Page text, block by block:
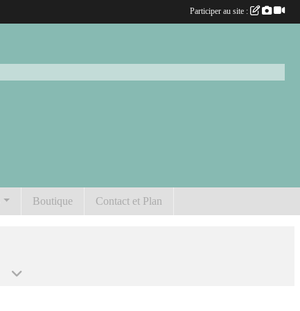
Boutique Contact et Plan
Participer au site :